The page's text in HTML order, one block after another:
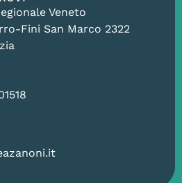
Veneto
Fini San Marco 2322